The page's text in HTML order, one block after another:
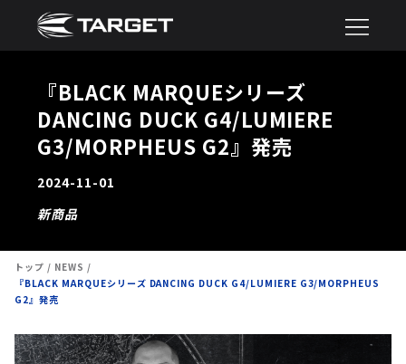
『BLACK MARQUEシリーズ
DANCING DUCK G4/LUMIERE
G3/MORPHEUS G2』発売
2024-11-01
新商品
トップ
NEWS
『BLACK MARQUEシリーズ DANCING DUCK G4/LUMIERE G3/MORPHEUS
G2』発売